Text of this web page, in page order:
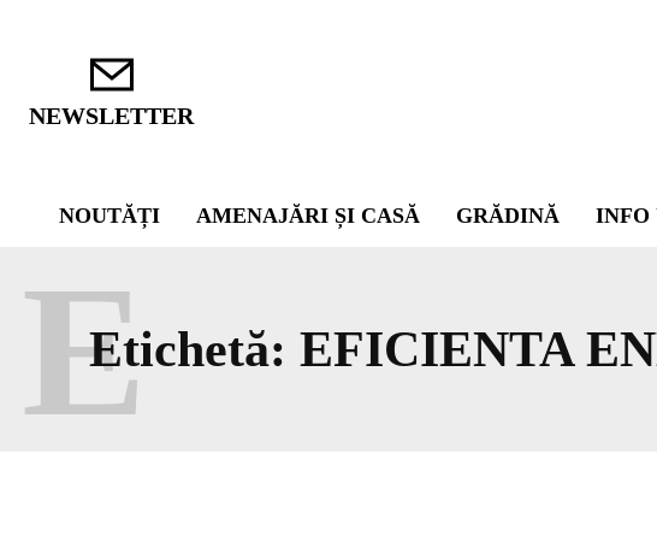
NEWSLETTER
NOUTĂȚI AMENAJĂRI ȘI CASĂ GRĂDINĂ INFO
Etichetă: EFICIENTA
E